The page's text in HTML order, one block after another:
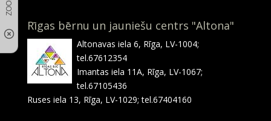
Rīgas bērnu un jauniešu centrs "Altona"
Altonavas iela 6, Rīga, LV-1004;
tel.67612354
Imantas iela 11A, Rīga, LV-1067;
tel.67105436
Ruses iela 13, Rīga, LV-1029; tel.67404160